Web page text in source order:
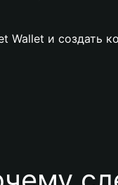
Wallet и создать